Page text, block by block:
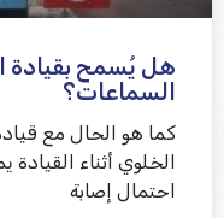
هل يُسمح بقيادة
السماعات؟
كما هو الحال مع
الخلوي أثناء
احتمال إصابة